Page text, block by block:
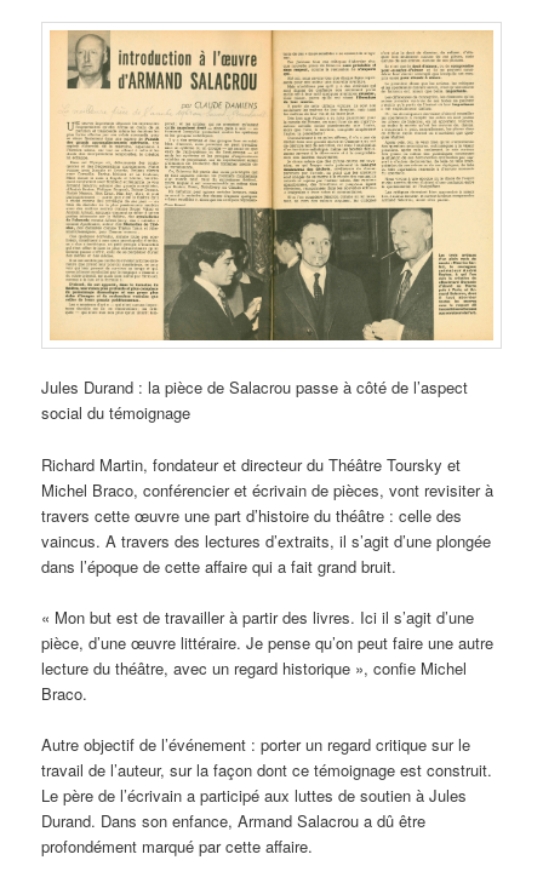
Jules Durand : la pièce de Salacrou passe à côté de l’aspect
social du témoignage
Richard Martin, fondateur et directeur du Théâtre Toursky et
Michel Braco, conférencier et écrivain de pièces, vont revisiter à
travers cette œuvre une part d’histoire du théâtre : celle des
vaincus. A travers des lectures d’extraits, il s’agit d’une plongée
dans l’époque de cette affaire qui a fait grand bruit.
« Mon but est de travailler à partir des livres. Ici il s’agit d’une
pièce, d’une œuvre littéraire. Je pense qu’on peut faire une autre
lecture du théâtre, avec un regard historique », confie Michel
Braco.
Autre objectif de l’événement : porter un regard critique sur le
travail de l’auteur, sur la façon dont ce témoignage est construit.
Le père de l’écrivain a participé aux luttes de soutien à Jules
Durand. Dans son enfance, Armand Salacrou a dû être
profondément marqué par cette affaire.